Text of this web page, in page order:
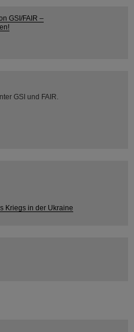
GSI/FAIR –
GSI und FAIR.
Kriegs in der Ukraine